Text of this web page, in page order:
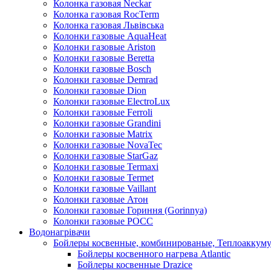
Колонка газовая Neckar
Колонка газовая RocTerm
Колонка газовая Львiвська
Колонки газовые AquaHeat
Колонки газовые Ariston
Колонки газовые Beretta
Колонки газовые Bosch
Колонки газовые Demrad
Колонки газовые Dion
Колонки газовые ElectroLux
Колонки газовые Ferroli
Колонки газовые Grandini
Колонки газовые Matrix
Колонки газовые NovaTec
Колонки газовые StarGaz
Колонки газовые Termaxi
Колонки газовые Termet
Колонки газовые Vaillant
Колонки газовые Атон
Колонки газовые Гориння (Gorinnya)
Колонки газовые РОСС
Водонагрівачи
Бойлеры косвенные, комбинированые,
Бойлеры косвенного нагрева Atlantic
Бойлеры косвенные Drazice